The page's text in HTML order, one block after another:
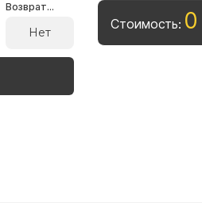
Возврат...
Нет
Стоимость: 0